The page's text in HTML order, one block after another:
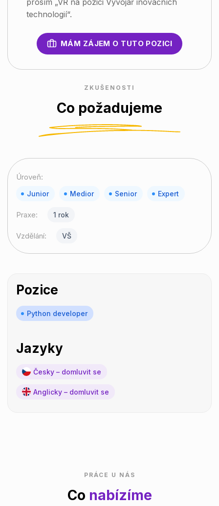
prosím „VŘ na pozici Vývojář inovačních
technologií“.
MÁM ZÁJEM O TUTO POZICI
ZKUŠENOSTI
Co požadujeme
Úroveň:
Junior Medior Senior Expert
Praxe: 1 rok
Vzdělání: VŠ
Pozice
Python developer
Jazyky
Česky – domluvit se
Anglicky – domluvit se
PRÁCE U NÁS
Co nabízíme